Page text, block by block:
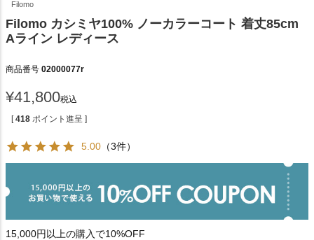
Filomo
Filomo カシミヤ100% ノーカラーコート 着丈85cm
Aライン レディース
商品番号 02000077r
¥41,800税込
[ 418 ポイント進呈 ]
5.00 （3件）
15,000円以上の購入で10%OFF